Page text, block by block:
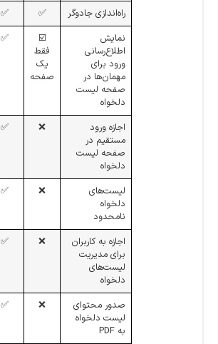
راه‌اندازی جادوگر
✅
✅
نمایش
اطلاع‌رسانی
ورود برای
مهمان‌ها در
صفحه لیست
دلخواه
☑️
فقط
یک
صفحه
✅
اجازه ورود
مستقیم در
صفحه لیست
دلخواه
❌
✅
لیست‌های
دلخواه
نامحدود
❌
✅
اجازه به کاربران
برای مدیریت
لیست‌های
دلخواه
❌
✅
صدور محتوای
لیست دلخواه
به PDF
❌
✅